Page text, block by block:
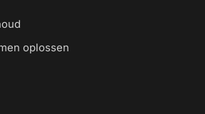
oplossen